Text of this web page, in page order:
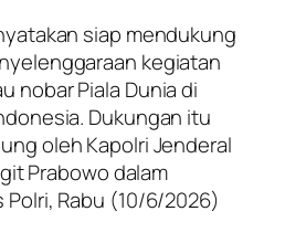
siap mendukung
kegiatan
nobar Piala Dunia di
Dukungan itu
oleh Kapolri Jenderal
Prabowo dalam
Rabu (10/6/2026)